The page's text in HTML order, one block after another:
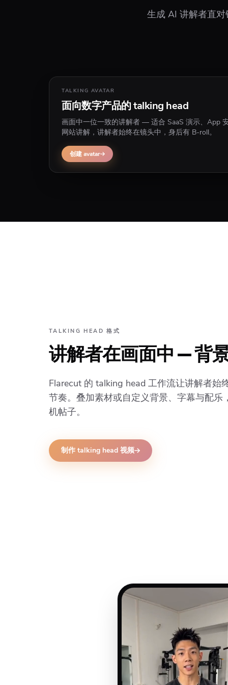
生成 AI 讲解者直
TALKING AVATAR
面向数字产品的 talking head
画面中一位一致的讲解者 — 适合 SaaS 演示、App
网站讲解，讲解者始终在镜头中，身后有 B-roll。
创建 avatar
TALKING HEAD 格式
讲解者在画面中 — 背
Flarecut 的 talking head 工作流让讲解者始
节奏。叠加素材或自定义背景、字幕与配乐
机帖子。
制作 talking head 视频